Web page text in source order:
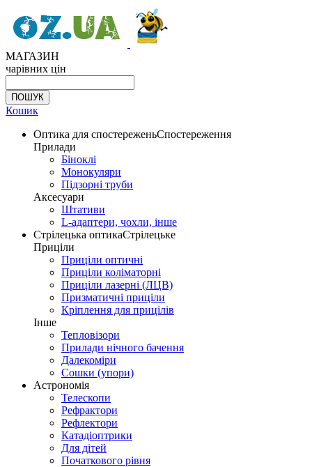
МАГАЗИН
чарівних цін
Кошик
Оптика для спостереженьСпостереження
Прилади
Біноклі
Монокуляри
Підзорні труби
Аксесуари
Штативи
L-адаптери, чохли, інше
Стрілецька оптикаСтрілецьке
Приціли
Приціли оптичні
Приціли коліматорні
Приціли лазерні (ЛЦВ)
Призматичні приціли
Кріплення для прицілів
Інше
Тепловізори
Прилади нічного бачення
Далекоміри
Сошки (упори)
Астрономія
Телескопи
Рефрактори
Рефлектори
Катадіоптрики
Для дітей
Початкового рівня